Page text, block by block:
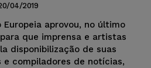
04/2019
Europeia aprovou, no último
que imprensa e artistas
disponibilização de suas
e compiladores de notícias,